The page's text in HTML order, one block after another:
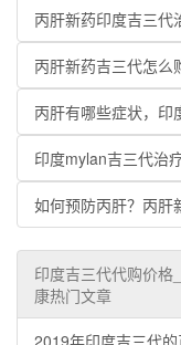
丙肝新药印度吉三代
丙肝新药吉三代怎么
丙肝有哪些症状，印
印度mylan吉三代治
如何预防丙肝？丙肝
印度吉三代代购价
康热门文章
2019年印度吉三代的